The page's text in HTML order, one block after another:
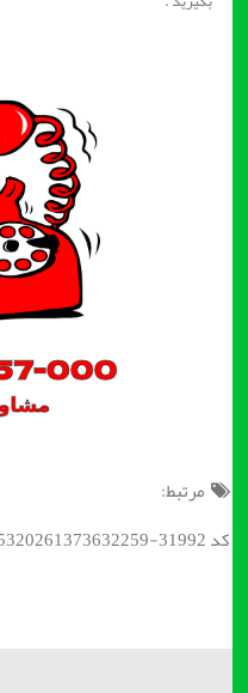
مرتبط:
کد BSC : 463411833085320261373632259-31992;